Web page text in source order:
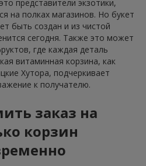
представители экзотики,
на полках магазинов. Но букет
быть создан и из чистой
сегодня. Также это может
где каждая деталь
витаминная корзина, как
Хутора, подчеркивает
к получателю.
заказ на
корзин